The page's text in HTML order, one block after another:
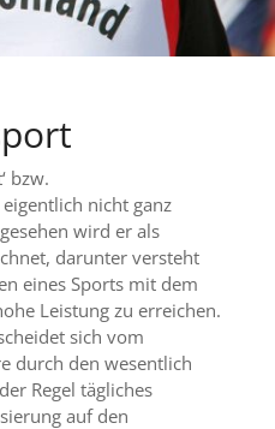
bzw.
eigentlich nicht ganz
wird er als
darunter versteht
eines Sports mit dem
Leistung zu erreichen.
sich vom
durch den wesentlich
Regel tägliches
auf den